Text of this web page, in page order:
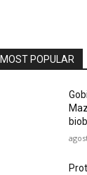
MOST POPULAR